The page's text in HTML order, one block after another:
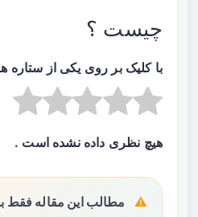
چیست ؟
با کلیک بر روی یکی از ستاره ها از ۱ تا ۵ امتیاز
هیچ نظری داده نشده است .
مطالب این مقاله فقط